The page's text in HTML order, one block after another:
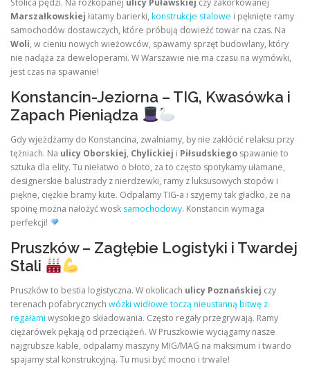
Marszałkowskiej łatamy barierki, konstrukcje stalowe i pęknięte ramy
samochodów dostawczych, które próbują dowieźć towar na czas. Na
Woli, w cieniu nowych wieżowców, spawamy sprzęt budowlany, który
nie nadąża za deweloperami. W Warszawie nie ma czasu na wymówki,
jest czas na spawanie!
Konstancin-Jeziorna – TIG, Kwasówka i
Zapach Pieniądza
Gdy wjeżdżamy do Konstancina, zwalniamy, by nie zakłócić relaksu przy
tężniach. Na ulicy Oborskiej, Chylickiej i Piłsudskiego spawanie to
sztuka dla elity. Tu niełatwo o błoto, za to często spotykamy ułamane,
designerskie balustrady z nierdzewki, ramy z luksusowych stopów i
piękne, ciężkie bramy kute. Odpalamy TIG-a i szyjemy tak gładko, że na
spoinę można nałożyć wosk samochodowy. Konstancin wymaga
perfekcji!
Pruszków – Zagłębie Logistyki i Twardej
Stali
Pruszków to bestia logistyczna. W okolicach ulicy Poznańskiej czy
terenach pofabrycznych wózki widłowe toczą nieustanną bitwę z
regałami wysokiego składowania. Często regały przegrywają. Ramy
ciężarówek pękają od przeciążeń. W Pruszkowie wyciągamy nasze
najgrubsze kable, odpalamy maszyny MIG/MAG na maksimum i twardo
spajamy stal konstrukcyjną. Tu musi być mocno i trwale!